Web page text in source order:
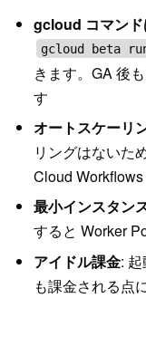
gcloud コマン
gcloud beta
きます。GA 後
す
オートスケーリ
リングはないた
Cloud
最小インスタン
すると Worker
アイドル課金:
も課金される点